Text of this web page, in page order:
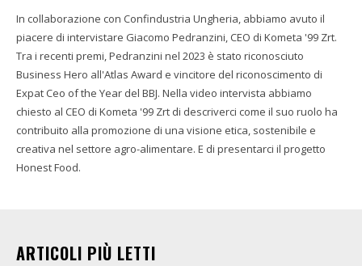
In collaborazione con Confindustria Ungheria, abbiamo avuto il
piacere di intervistare Giacomo Pedranzini, CEO di Kometa '99 Zrt.
Tra i recenti premi, Pedranzini nel 2023 è stato riconosciuto
Business Hero all'Atlas Award e vincitore del riconoscimento di
Expat Ceo of the Year del BBJ. Nella video intervista abbiamo
chiesto al CEO di Kometa '99 Zrt di descriverci come il suo ruolo ha
contribuito alla promozione di una visione etica, sostenibile e
creativa nel settore agro-alimentare. E di presentarci il progetto
Honest Food.
ARTICOLI PIÙ LETTI